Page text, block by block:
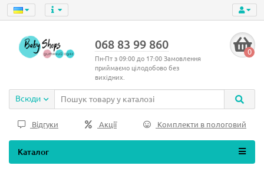
068 83 99 860
Пн-Пт з 09:00 до 17:00 Замовлення
приймаємо цілодобово без
вихідних.
0
Всюди
Відгуки Акції Комплекти в пологовий
Каталог